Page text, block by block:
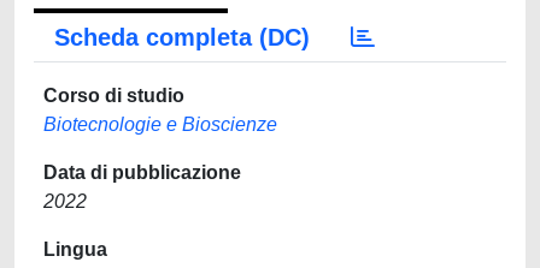
Scheda completa (DC)
Corso di studio
Biotecnologie e Bioscienze
Data di pubblicazione
2022
Lingua